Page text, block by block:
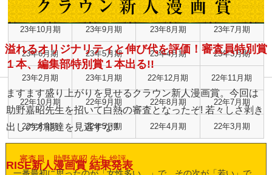
24年2月期 24年1月期 23年12月期 23年11月期
23年10月期 23年9月期 23年8月期 23年7月期
23年6月期 23年5月期 23年4月期 23年3月期
23年2月期 23年1月期 22年12月期 22年11月期
22年10月期 22年9月期 22年8月期 22年7月期
22年6月期 22年5月期 22年4月期 22年3月期
RISE新人漫画賞 結果発表
溢れるオリジナリティと伸び代を評価！審査員特別賞
１本、編集部特別賞１本出る!!
ますます盛り上がりを見せるクラウン新人漫画賞。今回は
助野嘉昭先生を招いて白熱の審査となったぞ! 若々しさ剥き
出しの才能達を見逃すな!!
審査員 助野嘉昭 先生 総評